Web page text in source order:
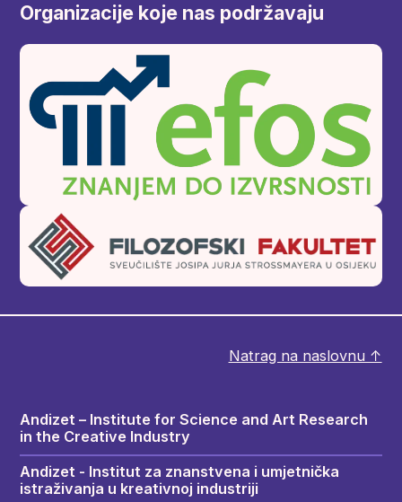
Organizacije koje nas podržavaju
Natrag na naslovnu ↑
Andizet – Institute for Science and Art Research
in the Creative Industry
Andizet - Institut za znanstvena i umjetnička
istraživanja u kreativnoj industriji